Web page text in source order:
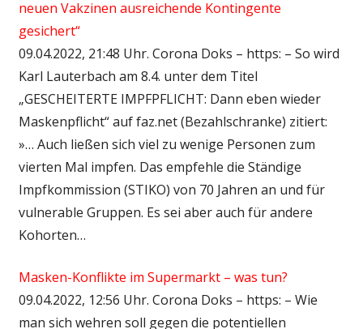
neuen Vakzinen ausreichende Kontingente
gesichert“
09.04.2022, 21:48 Uhr. Corona Doks – https: – So wird
Karl Lauterbach am 8.4. unter dem Titel
„GESCHEITERTE IMPFPFLICHT: Dann eben wieder
Maskenpflicht“ auf faz.net (Bezahlschranke) zitiert:
»… Auch ließen sich viel zu wenige Personen zum
vierten Mal impfen. Das empfehle die Ständige
Impfkommission (STIKO) von 70 Jahren an und für
vulnerable Gruppen. Es sei aber auch für andere
Kohorten…
Masken-Konflikte im Supermarkt – was tun?
09.04.2022, 12:56 Uhr. Corona Doks – https: – Wie
man sich wehren soll gegen die potentiellen